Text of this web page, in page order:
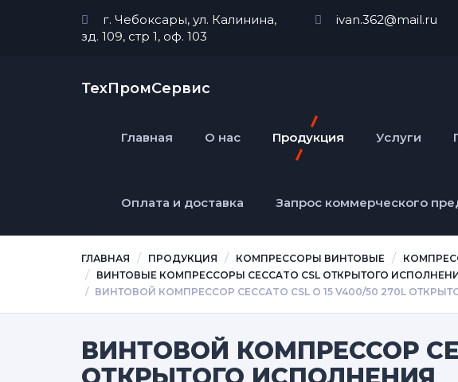
г. Чебоксары, ул. Калинина,
зд. 109, стр 1, оф. 103
ivan.362@mail.ru
ТехПромСервис
Главная О нас Продукция Услуги
Оплата и доставка Запрос коммерческого
ГЛАВНАЯ ПРОДУКЦИЯ КОМПРЕССОРЫ ВИНТОВЫЕ
ВИНТОВЫЕ КОМПРЕССОРЫ CECCATO CSL ОТКРЫТОГО
ВИНТОВОЙ КОМПРЕССОР CECCATO CSL O 15 V400/50 270L
ВИНТОВОЙ КОМПРЕССОР